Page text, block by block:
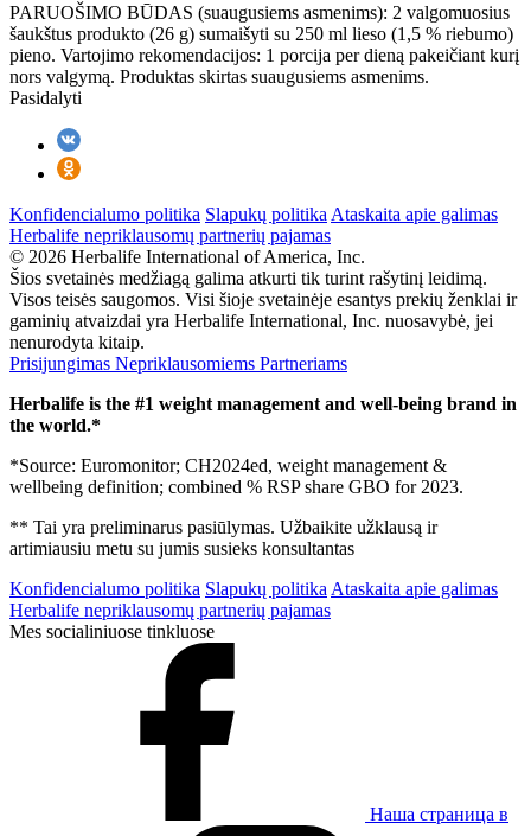
PARUOŠIMO BŪDAS (suaugusiems asmenims): 2 valgomuosius
šaukštus produkto (26 g) sumaišyti su 250 ml lieso (1,5 % riebumo)
pieno. Vartojimo rekomendacijos: 1 porcija per dieną pakeičiant kurį
nors valgymą. Produktas skirtas suaugusiems asmenims.
Pasidalyti
Konfidencialumo politika Slapukų politika Ataskaita apie galimas
Herbalife nepriklausomų partnerių pajamas
© 2026 Herbalife International of America, Inc.
Šios svetainės medžiagą galima atkurti tik turint rašytinį leidimą.
Visos teisės saugomos. Visi šioje svetainėje esantys prekių ženklai ir
gaminių atvaizdai yra Herbalife International, Inc. nuosavybė, jei
nenurodyta kitaip.
Prisijungimas Nepriklausomiems Partneriams
Herbalife is the #1 weight management and well-being brand in
the world.*
*Source: Euromonitor; CH2024ed, weight management &
wellbeing definition; combined % RSP share GBO for 2023.
** Tai yra preliminarus pasiūlymas. Užbaikite užklausą ir
artimiausiu metu su jumis susieks konsultantas
Konfidencialumo politika Slapukų politika Ataskaita apie galimas
Herbalife nepriklausomų partnerių pajamas
Mes socialiniuose tinkluose
Наша страница в